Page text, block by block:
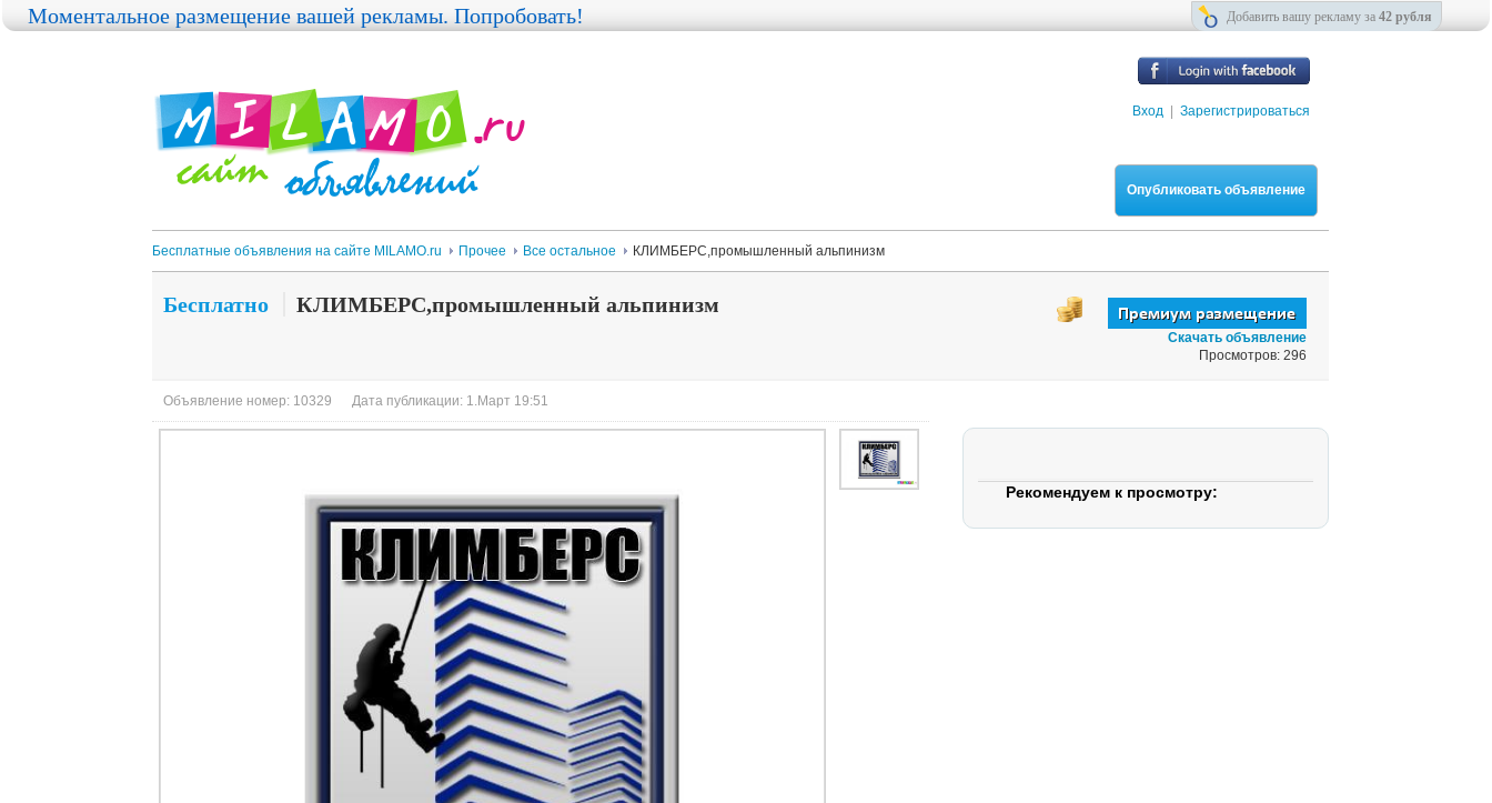
Вход Зарегистрироваться
Опубликовать объявление
Бесплатные объявления на сайте MILAMO.ru Прочее Все остальное КЛИМБЕРС,промышленный альпинизм
Бесплатно КЛИМБЕРС,промышленный альпинизм
Скачать объявление
Просмотров: 296
Объявление номер: 10329 Дата публикации: 1.Март 19:51
Моментальное размещение вашей рекламы. Попробовать! Добавить вашу рекламу за 42 рубля
Рекомендуем к просмотру: